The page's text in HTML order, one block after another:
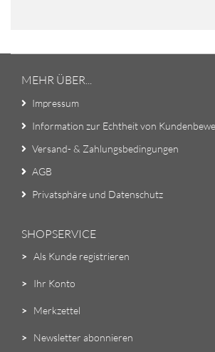
MEHR ÜBER...
Impressum
Information zur Echtheit von
Versand- & Zahlungsbedingungen
AGB
Privatsphäre und Datenschutz
SHOPSERVICE
> Als Kunde registrieren
> Ihr Konto
> Merkzettel
> Newsletter abonnieren